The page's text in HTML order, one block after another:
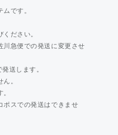
です。
ださい。
川急便での発送に変更させ
送します。
。
ポスでの発送はできませ